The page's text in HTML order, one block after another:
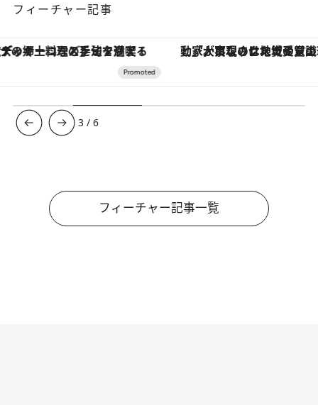
フィーチャー記事
「大事なのは地域の意識を変えること」。ロレックス賞受賞の自然保護活動家が実現させたナイジェリアの自然環境の復活 【銀座で出合う最旬美容】美髪ケアや上質
3 /6
フィーチャー記事一覧